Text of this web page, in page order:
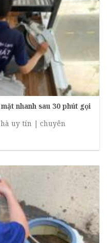
nhanh sau 30 phút gọi
uy tín | chuyên